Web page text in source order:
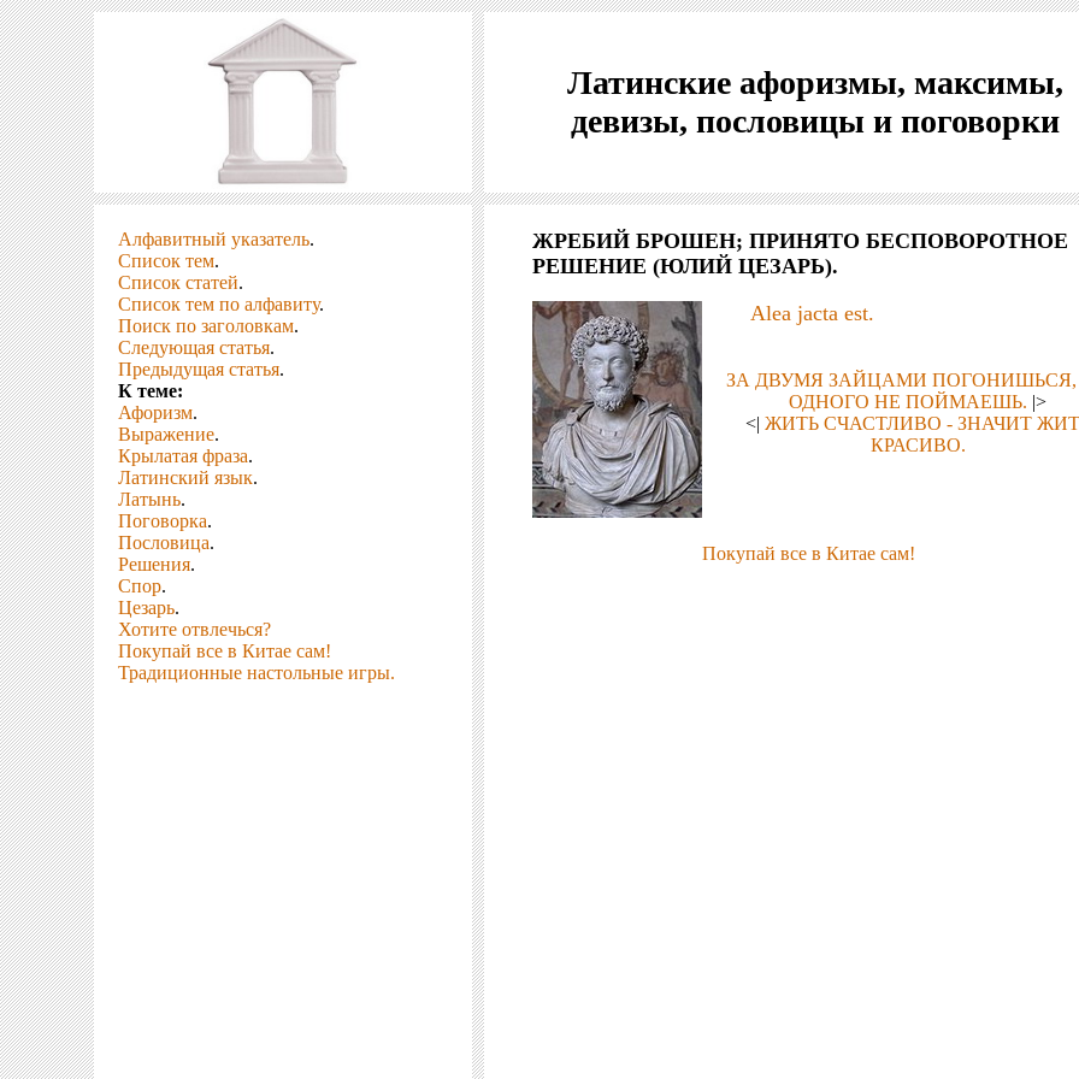
Латинские афоризмы, максимы,
девизы, пословицы и поговорки
Алфавитный указатель.
Список тем.
Список статей.
Список тем по алфавиту.
Поиск по заголовкам.
Следующая статья.
Предыдущая статья.
К теме:
Афоризм.
Выражение.
Крылатая фраза.
Латинский язык.
Латынь.
Поговорка.
Пословица.
Решения.
Спор.
Цезарь.
Хотите отвлечься?
Покупай все в Китае сам!
Традиционные настольные игры.
ЖРЕБИЙ БРОШЕН; ПРИНЯТО БЕСПОВОРОТНОЕ
РЕШЕНИЕ (ЮЛИЙ ЦЕЗАРЬ).
Alea jacta est.
ЗА ДВУМЯ ЗАЙЦАМИ
ОДНОГО НЕ ПОЙМАЕШЬ. |>
<| ЖИТЬ СЧАСТЛИВО - ЗНАЧИТ
КРАСИВО.
Покупай все в Китае сам!